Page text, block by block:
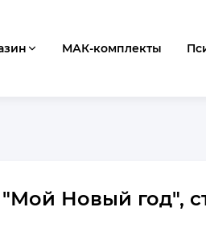
МАК-комплекты
Новый год",